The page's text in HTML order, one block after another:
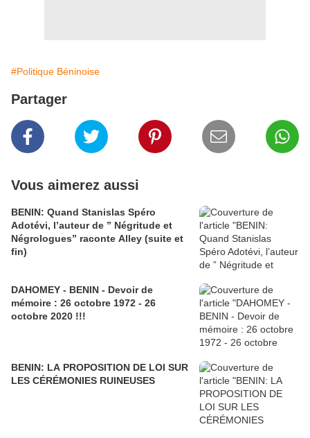
#Politique Béninoise
Partager
Vous aimerez aussi
BENIN: Quand Stanislas Spéro
Adotévi, l’auteur de ” Négritude et
Négrologues” raconte Alley (suite et
fin)
DAHOMEY - BENIN - Devoir de
mémoire : 26 octobre 1972 - 26
octobre 2020 !!!
BENIN: LA PROPOSITION DE LOI SUR
LES CÉRÉMONIES RUINEUSES